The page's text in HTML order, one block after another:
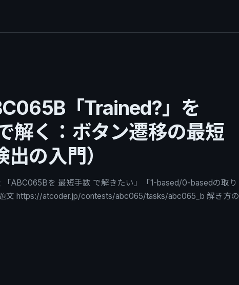
「Trained?」を
解く：ボタン遷移の最短
の入門）
ABC065Bを 最短手数 で解きたい」「1-based/0-basedの取り
文 https://atcoder.jp/contests/abc065/tasks/abc065_b 解き方の